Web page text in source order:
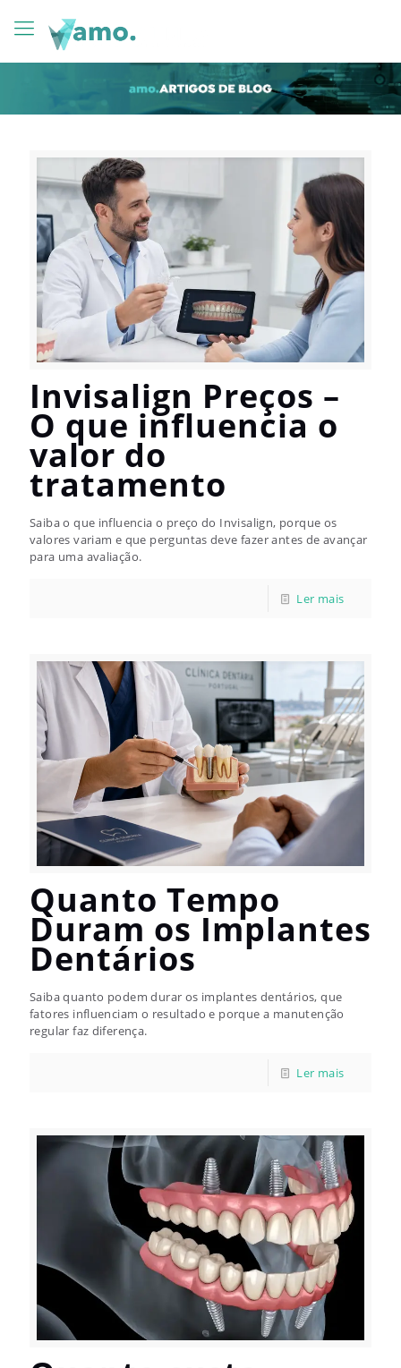
Invisalign Preços –
O que influencia o
valor do
tratamento
Saiba o que influencia o preço do Invisalign, porque os
valores variam e que perguntas deve fazer antes de avançar
para uma avaliação.
Quanto Tempo
Duram os Implantes
Dentários
Saiba quanto podem durar os implantes dentários, que
fatores influenciam o resultado e porque a manutenção
regular faz diferença.